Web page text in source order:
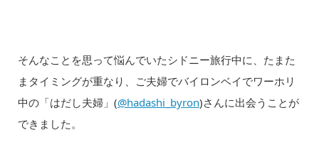
そんなことを思って悩んでいたシドニー旅行中に、たまた
まタイミングが重なり、ご夫婦でバイロンベイでワーホリ
中の「はだし夫婦」(@hadashi_byron)さんに出会うことが
できました。